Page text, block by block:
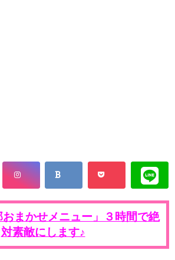
おまかせメニュー」３時間で絶
対素敵にします♪